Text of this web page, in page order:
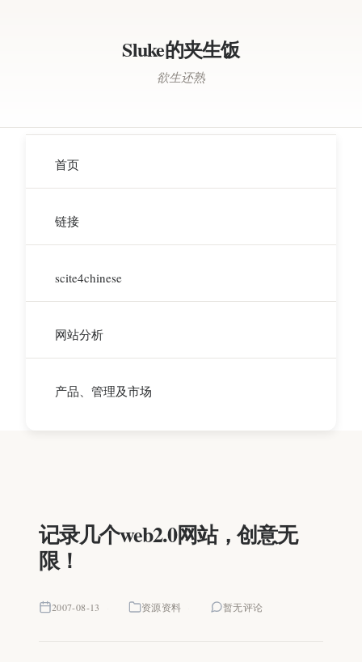
Sluke的夹生饭
欲生还熟
首页
链接
scite4chinese
网站分析
产品、管理及市场
记录几个web2.0网站，创意无
限！
2007-08-13 资源资料 暂无评论